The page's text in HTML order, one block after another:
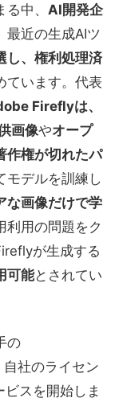
る中、AI開発企
最近の生成AIツ
し、権利処理済
ています。代表
Fireflyは、
画像やオープ
作権が切れたパ
モデルを訓練し
な画像だけで学
利用の問題をク
が生成する
可能とされてい
の
社のライセン
スを開始しま